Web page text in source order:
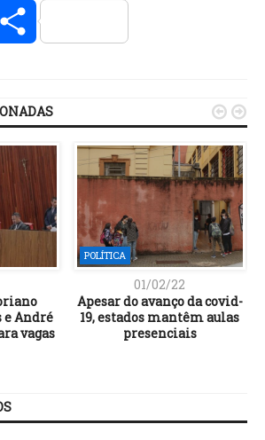
Compartilhar
e André
vagas
POLÍTICA
01/02/22
Apesar do avanço da covid-
19, estados mantêm aulas
presenciais
 